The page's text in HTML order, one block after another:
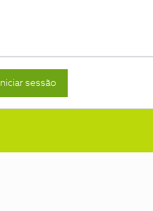
Iniciar sessão